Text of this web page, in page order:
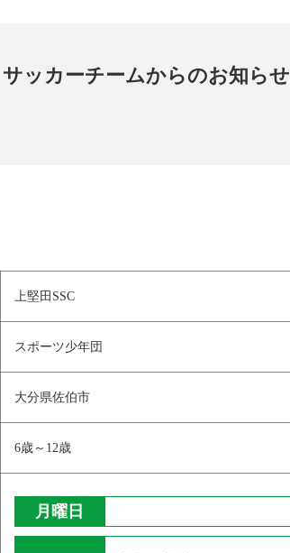
ッカーチームからのお知らせ
上堅田SSC
スポーツ少年団
大分県佐伯市
6歳～12歳
月曜日